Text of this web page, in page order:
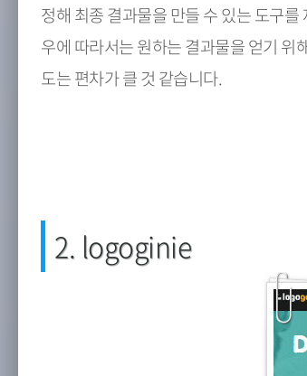
정해 최종 결과물을 만들 수 있는 도구
우에 따라서는 원하는 결과물을 얻기 위
도는 편차가 클 것 같습니다.
2. logoginie